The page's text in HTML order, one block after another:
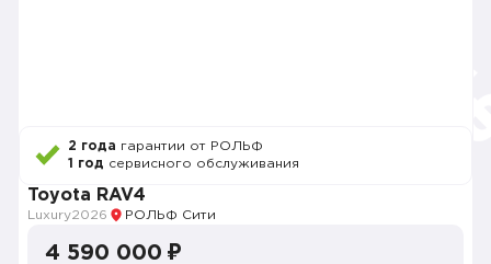
2 года гарантии от РОЛЬФ
1 год сервисного обслуживания
Toyota RAV4
Luxury2026 РОЛЬФ Сити
4 590 000 ₽